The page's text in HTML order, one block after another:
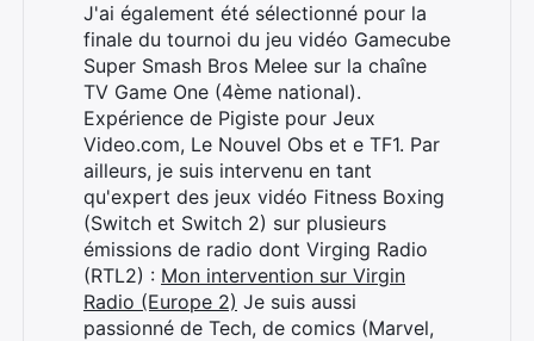
J'ai également été sélectionné pour la
finale du tournoi du jeu vidéo Gamecube
Super Smash Bros Melee sur la chaîne
TV Game One (4ème national).
Expérience de Pigiste pour Jeux
Video.com, Le Nouvel Obs et e TF1. Par
ailleurs, je suis intervenu en tant
qu'expert des jeux vidéo Fitness Boxing
(Switch et Switch 2) sur plusieurs
émissions de radio dont Virging Radio
(RTL2) : Mon intervention sur Virgin
Radio (Europe 2) Je suis aussi
passionné de Tech, de comics (Marvel,